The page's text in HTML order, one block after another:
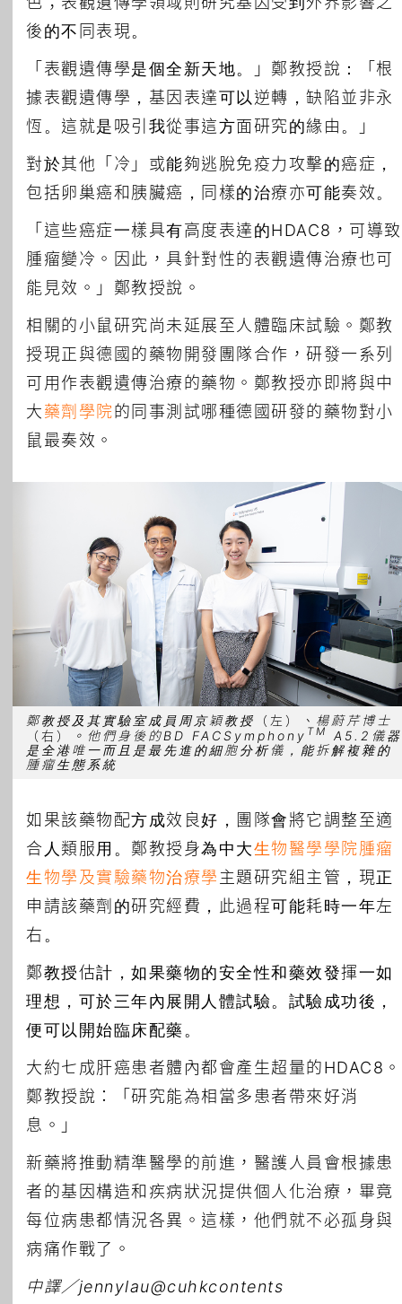
後的不同表現。
「表觀遺傳學是個全新天地。」鄭教授說：「根
據表觀遺傳學，基因表達可以逆轉，缺陷並非永
恆。這就是吸引我從事這方面研究的緣由。」
對於其他「冷」或能夠逃脫免疫力攻擊的癌症，
包括卵巢癌和胰臟癌，同樣的治療亦可能奏效。
「這些癌症一樣具有高度表達的HDAC8，可導致
腫瘤變冷。因此，具針對性的表觀遺傳治療也可
能見效。」鄭教授說。
相關的小鼠研究尚未延展至人體臨床試驗。鄭教
授現正與德國的藥物開發團隊合作，研發一系列
可用作表觀遺傳治療的藥物。鄭教授亦即將與中
大藥劑學院的同事測試哪種德國研發的藥物對小
鼠最奏效。
鄭教授及其實驗室成員周京穎教授 （左）
、楊蔚芹博士
（右）
。他們身後的BD FACSymphony TM
A5.2儀器
是全港唯一而且是最先進的細胞分析儀，能拆解複雜的
腫瘤生態系統
如果該藥物配方成效良好，團隊會將它調整至適
合人類服用。鄭教授身為中大生物醫學學院腫瘤
生物學及實驗藥物治療學 主題研究組主管，現正
申請該藥劑的研究經費，此過程可能耗時一年左
右。
鄭教授估計，如果藥物的安全性和藥效發揮一如
理想，可於三年內展開人體試驗。試驗成功後，
便可以開始臨床配藥。
大約七成肝癌患者體內都會產生超量的HDAC8。
鄭教授說：「研究能為相當多患者帶來好消
息。」
新藥將推動精準醫學的前進，醫護人員會根據患
者的基因構造和疾病狀況提供個人化治療，畢竟
每位病患都情況各異。這樣，他們就不必孤身與
病痛作戰了。
中譯／jennylau@cuhkcontents